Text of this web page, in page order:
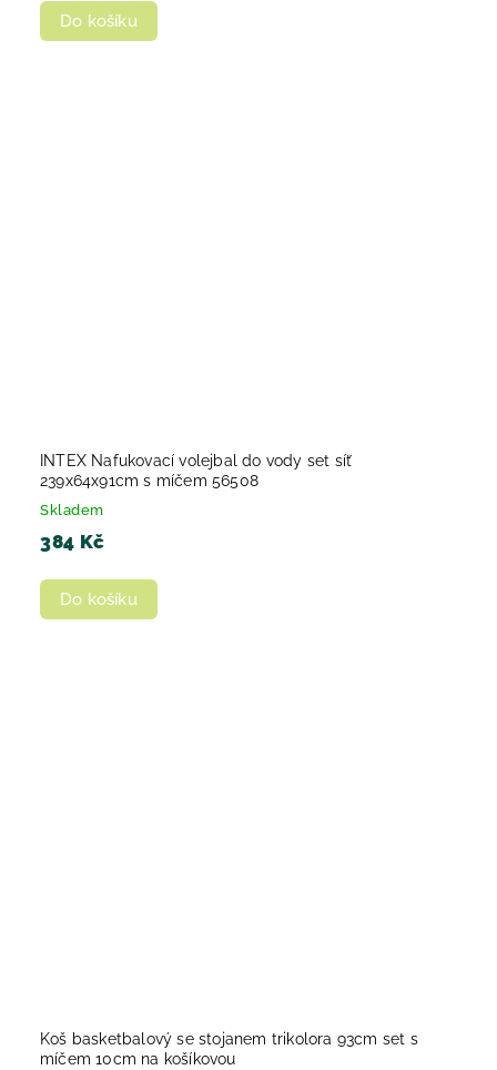
Do košíku
INTEX Nafukovací volejbal do vody set síť
239x64x91cm s míčem 56508
Skladem
384 Kč
Do košíku
Koš basketbalový se stojanem trikolora 93cm set s
míčem 10cm na košíkovou